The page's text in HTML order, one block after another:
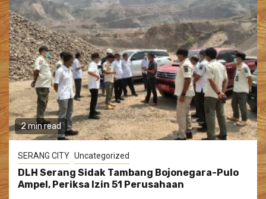
2 min read
SERANG CITY Uncategorized
DLH Serang Sidak Tambang Bojonegara-Pulo
Ampel, Periksa Izin 51 Perusahaan